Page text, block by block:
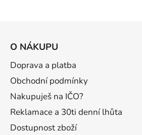
O NÁKUPU
Doprava a platba
Obchodní podmínky
Nakupuješ na IČO?
Reklamace a 30ti denní lhůta
Dostupnost zboží